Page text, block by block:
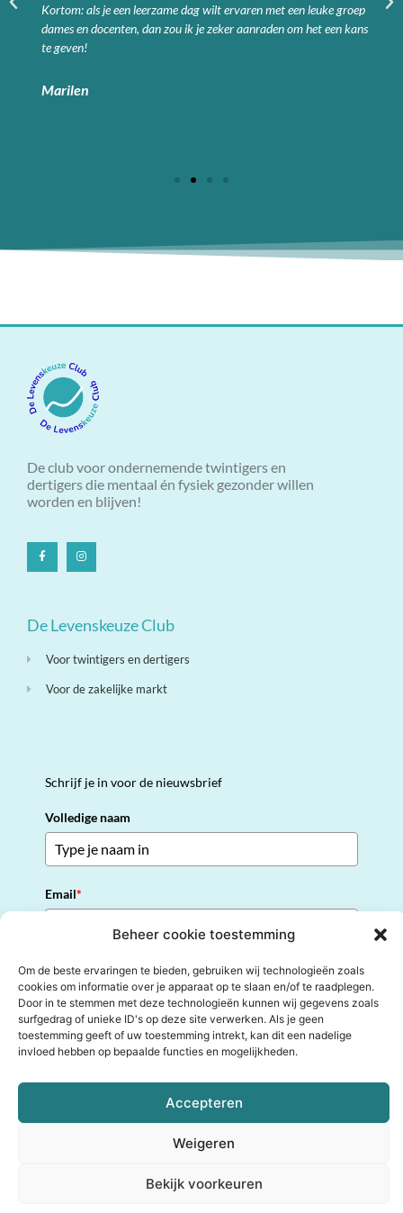
Beheer cookie toestemming
Om de beste ervaringen te bieden, gebruiken wij technologieën zoals
cookies om informatie over je apparaat op te slaan en/of te raadplegen.
Door in te stemmen met deze technologieën kunnen wij gegevens zoals
surfgedrag of unieke ID's op deze site verwerken. Als je geen
toestemming geeft of uw toestemming intrekt, kan dit een nadelige
invloed hebben op bepaalde functies en mogelijkheden.
Accepteren
Weigeren
Bekijk voorkeuren
Kortom: als je een leerzame dag wilt ervaren met een leuke groep
dames en docenten, dan zou ik je zeker aanraden om het een kans
te geven!
Marilen
De club voor ondernemende twintigers en
dertigers die mentaal én fysiek gezonder willen
worden en blijven!
De Levenskeuze Club
Voor twintigers en dertigers
Voor de zakelijke markt
Schrijf je in voor de nieuwsbrief
Volledige naam
Email*
I N S C H R I J V E N
© 2024 De Levenskeuze Club | Alle rechten voorbehouden |Privacybeleid|
Realisatie doorvan 't leven producties